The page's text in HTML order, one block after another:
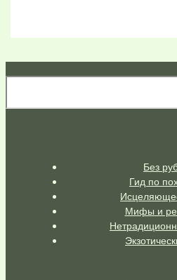
Без
Гид по
Мифы и